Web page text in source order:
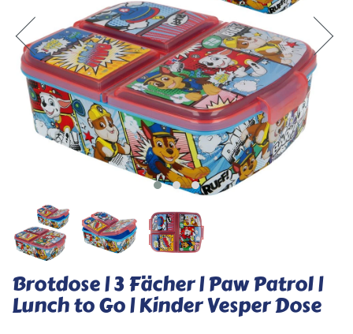
Brotdose | 3 Fächer | Paw Patrol |
Lunch to Go | Kinder Vesper Dose